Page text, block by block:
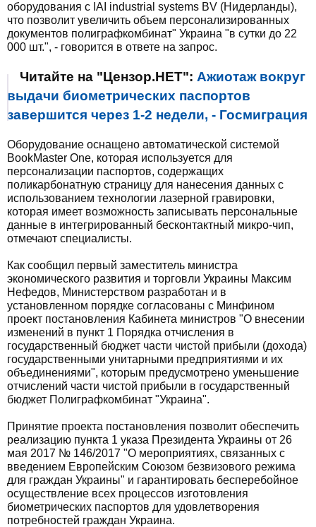
оборудования с IAI industrial systems BV (Нидерланды),
что позволит увеличить объем персонализированных
документов полиграфкомбинат" Украина "в сутки до 22
000 шт.", - говорится в ответе на запрос.
Читайте на "Цензор.НЕТ": Ажиотаж вокруг
выдачи биометрических паспортов
завершится через 1-2 недели, - Госмиграция
Оборудование оснащено автоматической системой
BookMaster One, которая используется для
персонализации паспортов, содержащих
поликарбонатную страницу для нанесения данных с
использованием технологии лазерной гравировки,
которая имеет возможность записывать персональные
данные в интегрированный бесконтактный микро-чип,
отмечают специалисты.
Как сообщил первый заместитель министра
экономического развития и торговли Украины Максим
Нефедов, Министерством разработан и в
установленном порядке согласованы с Минфином
проект постановления Кабинета министров "О внесении
изменений в пункт 1 Порядка отчисления в
государственный бюджет части чистой прибыли (дохода)
государственными унитарными предприятиями и их
объединениями", которым предусмотрено уменьшение
отчислений части чистой прибыли в государственный
бюджет Полиграфкомбинат "Украина".
Принятие проекта постановления позволит обеспечить
реализацию пункта 1 указа Президента Украины от 26
мая 2017 № 146/2017 "О мероприятиях, связанных с
введением Европейским Союзом безвизового режима
для граждан Украины" и гарантировать бесперебойное
осуществление всех процессов изготовления
биометрических паспортов для удовлетворения
потребностей граждан Украина.